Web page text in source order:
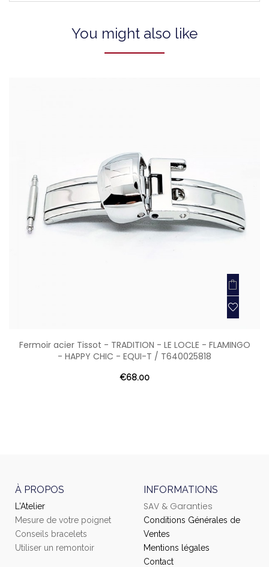
You might also like
Fermoir acier Tissot - TRADITION - LE LOCLE - FLAMINGO
- HAPPY CHIC - EQUI-T / T640025818
€68.00
À PROPOS
L'Atelier
Mesure de votre poignet
Conseils bracelets
Utiliser un remontoir
INFORMATIONS
SAV & Garanties
Conditions Générales de
Ventes
Mentions légales
Contact